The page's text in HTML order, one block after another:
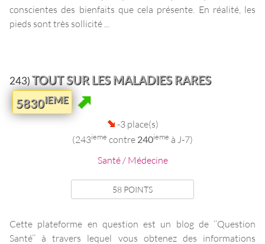
conscientes des bienfaits que cela présente. En réalité, les
pieds sont très sollicité ...
243)TOUT SUR LES MALADIES RARES
5830IEME
-3 place(s)
(243ieme contre 240ieme à J-7)
Santé / Médecine
58 POINTS
Cette plateforme en question est un blog de ‘’Question
Santé’’ à travers lequel vous obtenez des informations